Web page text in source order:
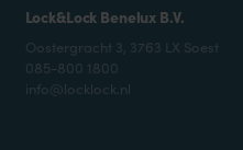
Lock&Lock Benelux B.V.
Oostergracht 3, 3763 LX Soest
085-800 1800
info@locklock.nl